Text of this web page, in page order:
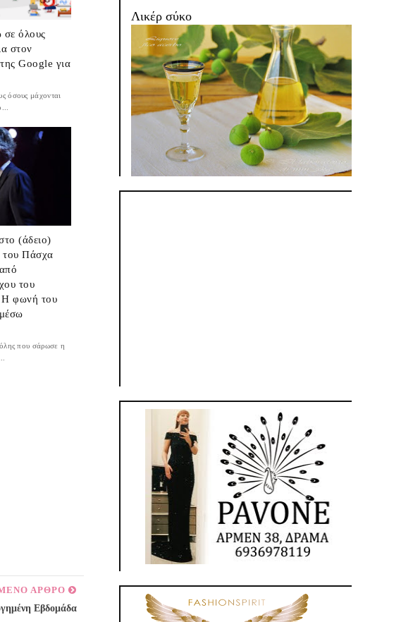
σε όλους
στον
Google για
όσους μάχονται
(άδειο)
του Πάσχα
του
φωνή του
που σάρωσε η
ΑΡΘΡΟ
Εβδομάδα
Λικέρ σύκο